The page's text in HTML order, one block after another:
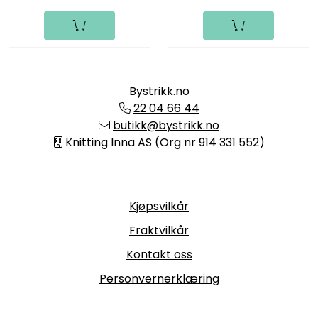
Bystrikk.no
22 04 66 44
butikk@bystrikk.no
Knitting Inna AS (Org nr 914 331 552)
Kjøpsvilkår
Fraktvilkår
Kontakt oss
Personvernerklæring